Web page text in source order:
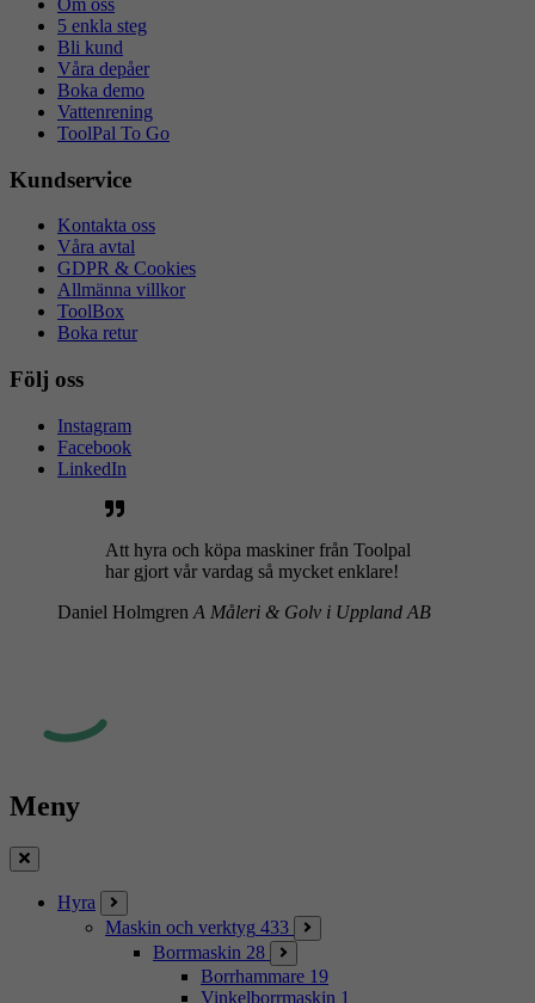
Om oss
5 enkla steg
Bli kund
Våra depåer
Boka demo
Vattenrening
ToolPal To Go
Kundservice
Kontakta oss
Våra avtal
GDPR & Cookies
Allmänna villkor
ToolBox
Boka retur
Följ oss
Instagram
Facebook
LinkedIn
Att hyra och köpa maskiner från Toolpal
har gjort vår vardag så mycket enklare!
Daniel Holmgren A Måleri & Golv i Uppland AB
Meny
Stäng
Hyra
Maskin och verktyg 433
Borrmaskin 28
Borrhammare 19
Vinkelborrmaskin 1